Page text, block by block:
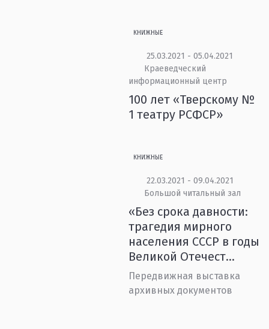
КНИЖНЫЕ
25.03.2021 - 05.04.2021
Краеведческий
информационный центр
100 лет «Тверскому №
1 театру РСФСР»
КНИЖНЫЕ
22.03.2021 - 09.04.2021
Большой читальный зал
«Без срока давности:
трагедия мирного
населения СССР в годы
Великой Отечест...
Передвижная выставка
архивных документов